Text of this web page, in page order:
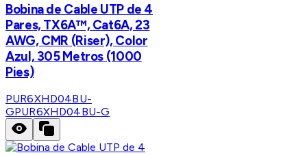
Bobina de Cable UTP de 4
Pares, TX6A™, Cat6A, 23
AWG, CMR (Riser), Color
Azul, 305 Metros (1000
Pies)
PUR6XHD04BU-
GPUR6XHD04BU-G